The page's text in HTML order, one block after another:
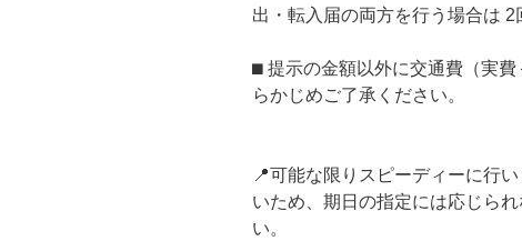
出・転入届の両方を行う場合は 2
⬛︎ 提示の金額以外に交通費（実
らかじめご了承ください。
📍可能な限りスピーディーに行
いため、期日の指定には応じら
い。